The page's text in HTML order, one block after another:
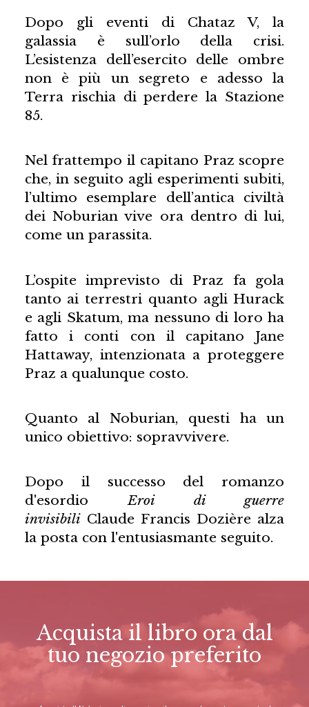
Dopo gli eventi di Chataz V, la
galassia è sull’orlo della crisi.
L’esistenza dell’esercito delle ombre
non è più un segreto e adesso la
Terra rischia di perdere la Stazione
85.
Nel frattempo il capitano Praz scopre
che, in seguito agli esperimenti subiti,
l’ultimo esemplare dell’antica civiltà
dei Noburian vive ora dentro di lui,
come un parassita.
L’ospite imprevisto di Praz fa gola
tanto ai terrestri quanto agli Hurack
e agli Skatum, ma nessuno di loro ha
fatto i conti con il capitano Jane
Hattaway, intenzionata a proteggere
Praz a qualunque costo.
Quanto al Noburian, questi ha un
unico obiettivo: sopravvivere.
Dopo il successo del romanzo
d'esordioEroi di guerre
invisibiliClaude Francis Dozière alza
la posta con l'entusiasmante seguito.
Acquista il libro ora dal
tuo negozio preferito